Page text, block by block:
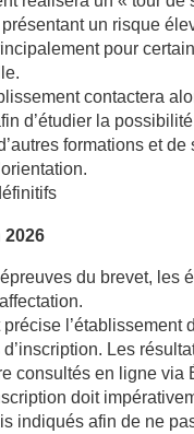
un risque
pour
contactera
d’étudier la
formations et
2026
du brevet, les
l’établissement
Les
consultés en ligne via
doit
indiqués afin de ne